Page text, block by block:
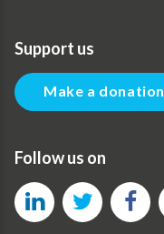
Support us
Make a donation
Follow us on